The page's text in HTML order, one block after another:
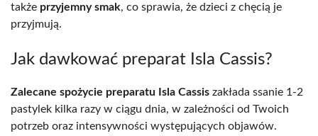
także przyjemny smak, co sprawia, że dzieci z chęcią je
przyjmują.
Jak dawkować preparat Isla Cassis?
Zalecane spożycie preparatu Isla Cassis zakłada ssanie 1-2
pastylek kilka razy w ciągu dnia, w zależności od Twoich
potrzeb oraz intensywności występujących objawów.